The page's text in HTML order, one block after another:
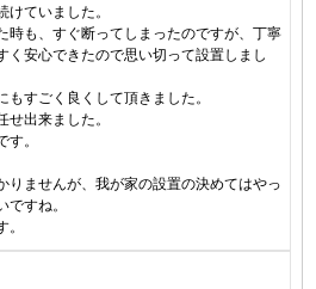
ていました。
時も、すぐ断ってしまったのですが、丁寧
く安心できたので思い切って設置しまし
すごく良くして頂きました。
出来ました。
。
りませんが、我が家の設置の決めてはやっ
すね。